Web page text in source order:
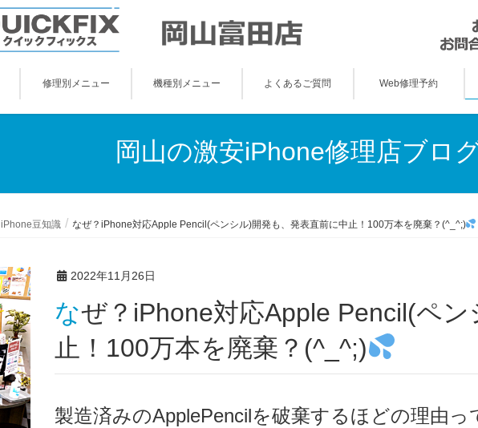
修理別メニュー 機種別メニュー よくあるご質問 Web修理予約
岡山の激安iPhone修理店ブロ
iPhone豆知識 なぜ？iPhone対応Apple Pencil(ペンシル)開発も、発表直前に中止！100万本を廃棄？(^_^;)
2022年11月26日
なぜ？iPhone対応Apple Pencil(ペンシル)開発も、発表直前に中
止！100万本を廃棄？(^_^;)
製造済みのApplePencilを破棄するほどの理由